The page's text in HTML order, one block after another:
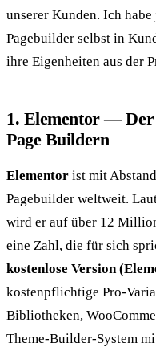
unserer Kunden. Ich habe
Pagebuilder selbst in
ihre Eigenheiten aus der
1. Elementor —
Page Buildern
Elementor ist mit
Pagebuilder weltweit.
wird er auf über 12
eine Zahl, die für sich
kostenlose Version
kostenpflichtige Pro-
Bibliotheken,
Theme-Builder-System